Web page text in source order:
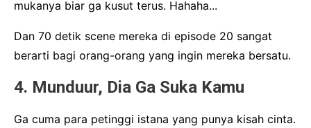
mukanya biar ga kusut terus. Hahaha...
Dan 70 detik scene mereka di episode 20 sangat
berarti bagi orang-orang yang ingin mereka bersatu.
4. Munduur, Dia Ga Suka Kamu
Ga cuma para petinggi istana yang punya kisah cinta.